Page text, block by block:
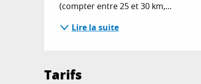
(compter entre 25 et 30 km,...
Lire la suite
Tarifs